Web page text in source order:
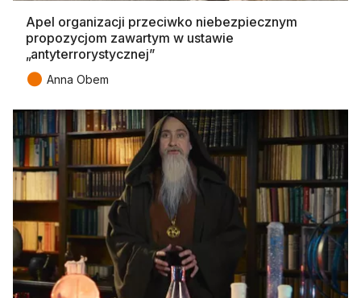
Apel organizacji przeciwko niebezpiecznym
propozycjom zawartym w ustawie
„antyterrorystycznej”
● Anna Obem